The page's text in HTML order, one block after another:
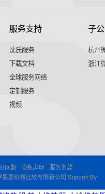
服务支持
沈氏服务
下载文档
全球服务网络
定制服务
视频
子
杭州
浙江
问题 隐私声明
服务条款
票价格比较有限新公司 Support By